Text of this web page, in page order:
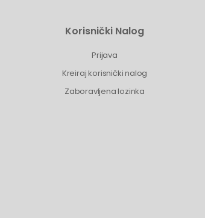
Korisnički Nalog
Prijava
Kreiraj korisnički nalog
Zaboravljena lozinka